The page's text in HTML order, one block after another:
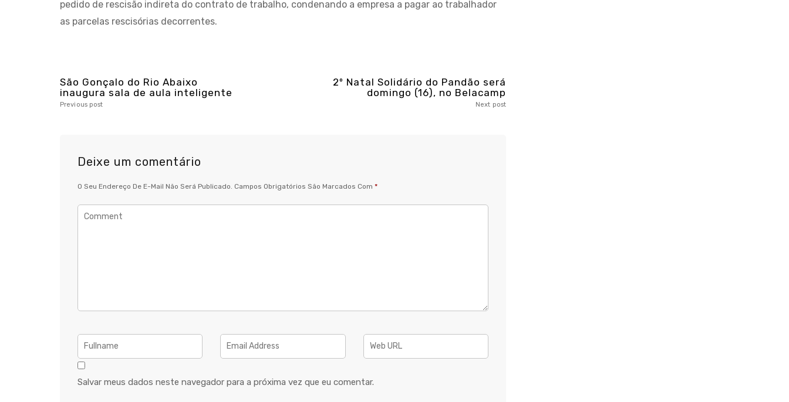
pedido de rescisão indireta do contrato de trabalho, condenando a empresa a pagar ao trabalhador
as parcelas rescisórias decorrentes.
São Gonçalo do Rio Abaixo
inaugura sala de aula inteligente
Previous post
2º Natal Solidário do Pandão será
domingo (16), no Belacamp
Next post
Deixe um comentário
O Seu Endereço De E-Mail Não Será Publicado. Campos Obrigatórios São Marcados Com *
Salvar meus dados neste navegador para a próxima vez que eu comentar.